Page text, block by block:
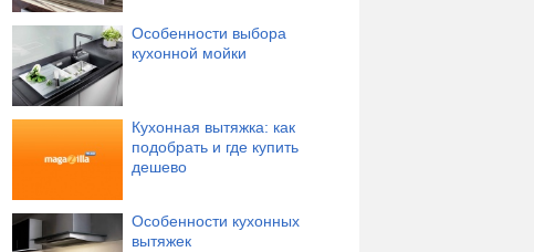
Особенности выбора
кухонной мойки
Кухонная вытяжка: как
подобрать и где купить
дешево
Особенности кухонных
вытяжек